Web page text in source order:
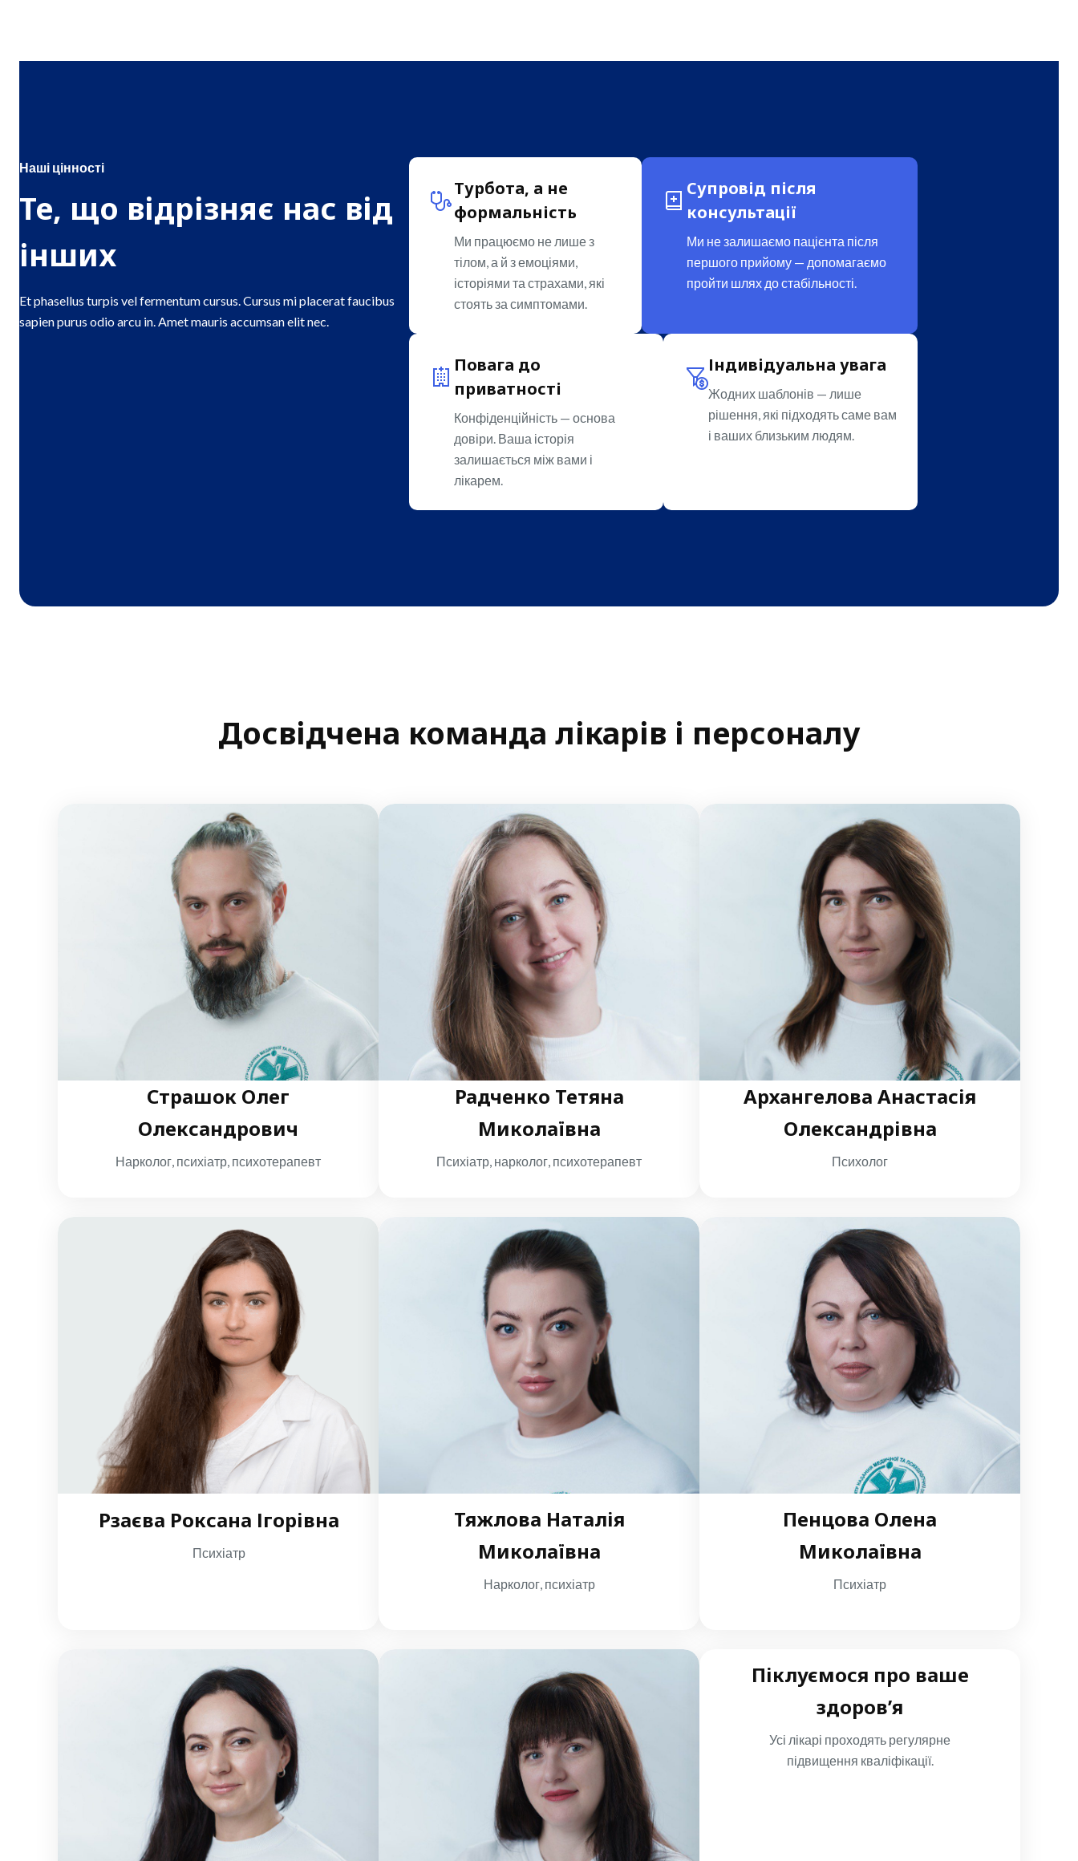
Наші цінності
Те, що відрізняє нас від
інших
Et phasellus turpis vel fermentum cursus. Cursus mi placerat faucibus
sapien purus odio arcu in. Amet mauris accumsan elit nec.
Турбота, а не
формальність
Ми працюємо не лише з
тілом, а й з емоціями,
історіями та страхами, які
стоять за симптомами.
Супровід після
консультації
Ми не залишаємо пацієнта після
першого прийому — допомагаємо
пройти шлях до стабільності.
Повага до
приватності
Конфіденційність — основа
довіри. Ваша історія
залишається між вами і
лікарем.
Індивідуальна увага
Жодних шаблонів — лише
рішення, які підходять саме вам
і ваших близьким людям.
Досвідчена команда лікарів і персоналу
Страшок Олег
Олександрович
Нарколог, психіатр, психотерапевт
Радченко Тетяна
Миколаївна
Психіатр, нарколог, психотерапевт
Архангелова Анастасія
Олександрівна
Психолог
Рзаєва Роксана Ігорівна
Психіатр
Тяжлова Наталія
Миколаївна
Нарколог, психіатр
Пенцова Олена
Миколаївна
Психіатр
Піклуємося про ваше
здоров’я
Усі лікарі проходять регулярне
підвищення кваліфікації.